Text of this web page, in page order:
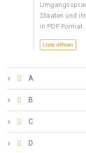
Staaten und
in PDF Format.
Liste öffnen
A
B
C
D